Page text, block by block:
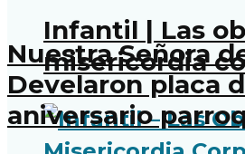
Infantil | Las
misericordia
Nuestra Señora
Develaron placa
aniversario